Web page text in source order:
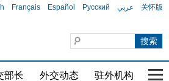
Français Español Русский عربي 关怀版
部长 外交动态 驻外机构 国